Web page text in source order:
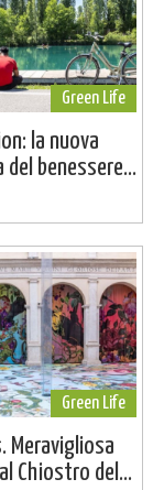
Green Life
la nuova
benessere...
Green Life
Meravigliosa
Chiostro del...